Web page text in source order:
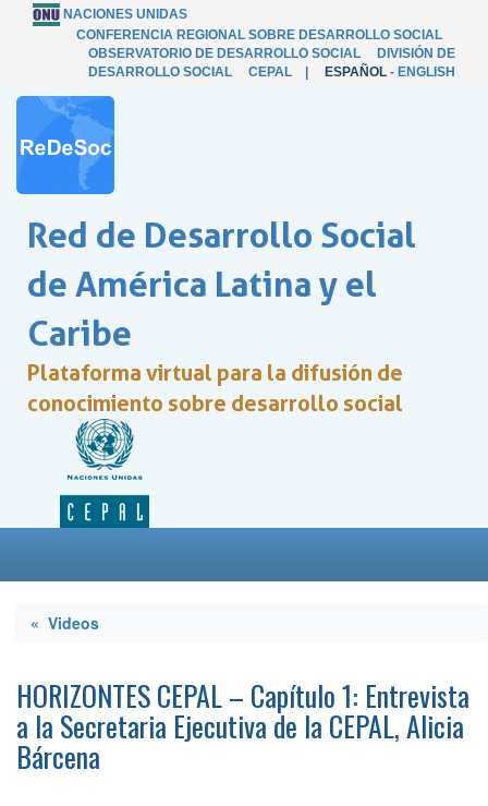
NACIONES UNIDAS
CONFERENCIA REGIONAL SOBRE DESARROLLO SOCIAL
OBSERVATORIO DE DESARROLLO SOCIAL
DIVISIÓN DE
DESARROLLO SOCIAL
CEPAL ESPAÑOL - ENGLISH
Red de Desarrollo Social
de América Latina y el
Caribe
Plataforma virtual para la difusión de
conocimiento sobre desarrollo social
« Videos
HORIZONTES CEPAL – Capítulo 1: Entrevista
a la Secretaria Ejecutiva de la CEPAL, Alicia
Bárcena